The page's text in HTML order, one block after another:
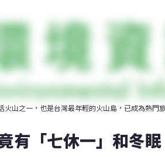
火山之一，也是台灣最年輕的火山島，已成為熱門
有「七休一」和冬